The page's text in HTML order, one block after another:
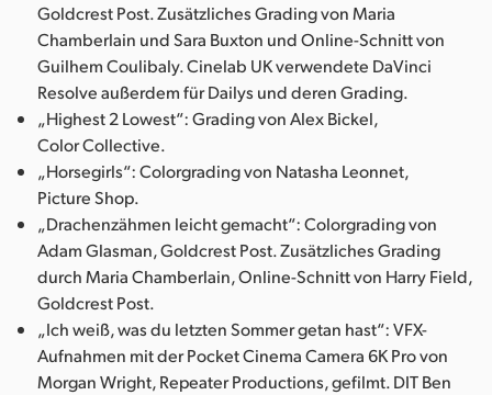
Goldcrest Post. Zusätzliches Grading von Maria
Chamberlain und Sara Buxton und Online-Schnitt von
Guilhem Coulibaly. Cinelab UK verwendete DaVinci
Resolve außerdem für Dailys und deren Grading.
„Highest 2 Lowest“: Grading von Alex Bickel,
Color Collective.
„Horsegirls“: Colorgrading von Natasha Leonnet,
Picture Shop.
„Drachenzähmen leicht gemacht“: Colorgrading von
Adam Glasman, Goldcrest Post. Zusätzliches Grading
durch Maria Chamberlain, Online-Schnitt von Harry Field,
Goldcrest Post.
„Ich weiß, was du letzten Sommer getan hast“: VFX-
Aufnahmen mit der Pocket Cinema Camera 6K Pro von
Morgan Wright, Repeater Productions, gefilmt. DIT Ben